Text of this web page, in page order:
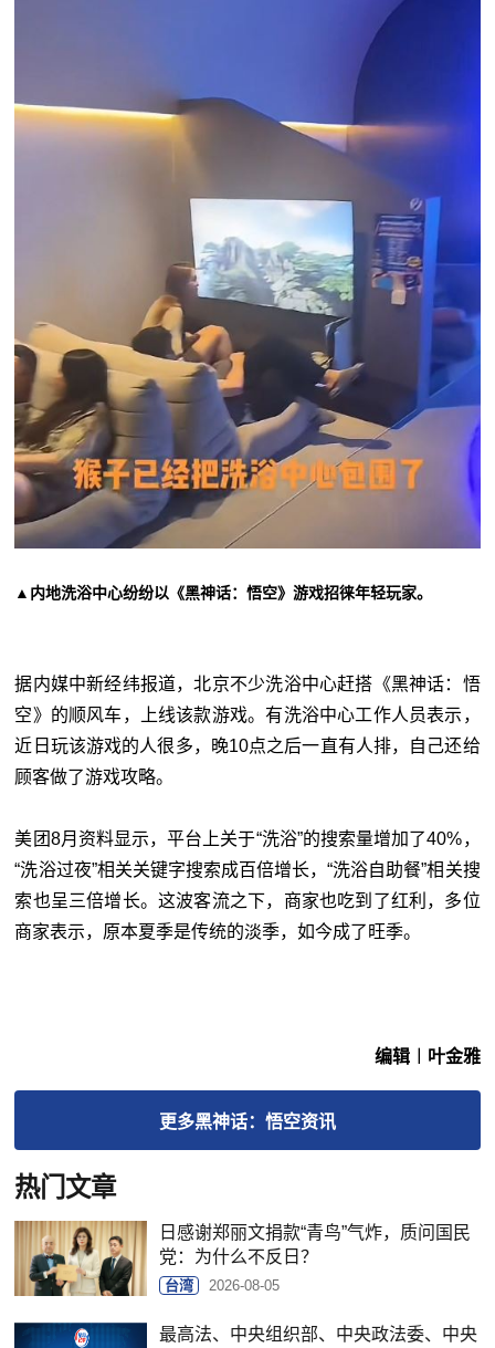
▲内地洗浴中心纷纷以《黑神话：悟空》游戏招徕年轻玩家。
据内媒中新经纬报道，北京不少洗浴中心赶搭《黑神话：悟
空》的顺风车，上线该款游戏。有洗浴中心工作人员表示，
近日玩该游戏的人很多，晚10点之后一直有人排，自己还给
顾客做了游戏攻略。
美团8月资料显示，平台上关于“洗浴”的搜索量增加了40%，
“洗浴过夜”相关关键字搜索成百倍增长，“洗浴自助餐”相关搜
索也呈三倍增长。这波客流之下，商家也吃到了红利，多位
商家表示，原本夏季是传统的淡季，如今成了旺季。
编辑︱叶金雅
更多黑神话：悟空资讯
热门文章
日感谢郑丽文捐款“青鸟”气炸，质问国民
党：为什么不反日？
台湾 2026-08-05
最高法、中央组织部、中央政法委、中央